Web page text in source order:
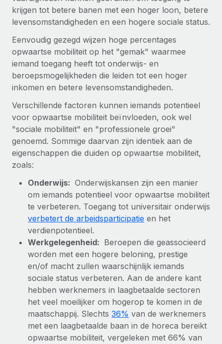
Zzp'ers internationaal onboarden en beheren
PEO
Ingewikkelde HR-taken eenvoudig uitbesteden
INFRASTRUCTUUR
Remote Embedded
Platform
Ingebouwde essentiële HR-functies voor je team
Verbinden
Nieuw
Integraties
Processen stroomlijnen met essentiële zakelijke tools
DIENSTEN
Vraag een expert
Krijg hulp van global HR- en juridische experts
Achtergrondonderzoek
Vereenvoudig het screeningsproces van
kandidaten
Compliance Watchtower
Blijf compliance-risico's voor
Start-ups
Flexibele global HR en payroll solutions voor groeiende
bedrijven
Mid-market
Enterprise
Global HR voor grote bedrijven
WERK MET ONS SAMEN
Strategische technologiepartners
Integreer global HR flexibel in je platform
Een partner worden
Ontdek hoe je met ons kunt samenwerken
Remote Build Binnenkort beschikbaar
Integraties en advies over AI-automatiseringen
CASESTUDY'S
Betalingscalculator voor zzp'ers
Ontdek valuta-opties en betaalsnelheden voor
LEREN MET REMOTE
Onderzoek en gidsen
HR-woordenlijst
Checklists en templates
Bibliotheek met functiebeschrijvingen
Webinars
Evenementen
Newsroom
Inzicht in salaris en talent
Inzichtencentrum
Support
Alle bronnen bekijken
BLOG
Nederlands
Français
Deutsch
Español
Italiano
Português (Portugal)
日本語
한국어
中文（简体）
Inloggen
krijgen tot betere banen met een hoger loon, betere
levensomstandigheden en een hogere sociale status.
Eenvoudig gezegd wijzen hoge percentages
opwaartse mobiliteit op het "gemak" waarmee
iemand toegang heeft tot onderwijs- en
beroepsmogelijkheden die leiden tot een hoger
inkomen en betere levensomstandigheden.
Verschillende factoren kunnen iemands potentieel
voor opwaartse mobiliteit beïnvloeden, ook wel
"sociale mobiliteit" en "professionele groei"
genoemd. Sommige daarvan zijn identiek aan de
eigenschappen die duiden op opwaartse mobiliteit,
zoals:
Onderwijs: Onderwijskansen zijn een manier
om iemands potentieel voor opwaartse mobiliteit
te verbeteren. Toegang tot universitair onderwijs
verbetert de arbeidsparticipatie en het
verdienpotentieel.
Werkgelegenheid: Beroepen die geassocieerd
worden met een hogere beloning, prestige
en/of macht zullen waarschijnlijk iemands
sociale status verbeteren. Aan de andere kant
hebben werknemers in laagbetaalde sectoren
het veel moeilijker om hogerop te komen in de
maatschappij. Slechts 36% van de werknemers
met een laagbetaalde baan in de horeca bereikt
opwaartse mobiliteit, vergeleken met 66% van